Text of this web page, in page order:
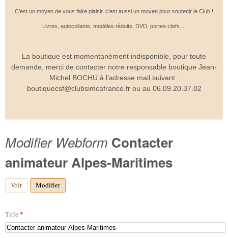
C'est un moyen de vous faire plaisir, c'est aussi un moyen pour soutenir le Club !
Livres, autocollants, modèles réduits, DVD, portes-clefs...
La boutique est momentanément indisponible, pour toute
demande, merci de contacter notre responsable boutique Jean-
Michel BOCHU à l'adresse mail suivant :
boutiquecsf@clubsimcafrance.fr ou au 06.09.20.37.02
Modifier Webform Contacter
animateur Alpes-Maritimes
Voir Modifier(onglet actif)
Title *